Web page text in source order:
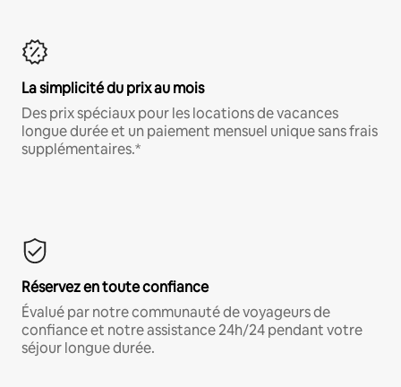
La simplicité du prix au mois
Des prix spéciaux pour les locations de vacances
longue durée et un paiement mensuel unique sans frais
supplémentaires.*
Réservez en toute confiance
Évalué par notre communauté de voyageurs de
confiance et notre assistance 24h/24 pendant votre
séjour longue durée.